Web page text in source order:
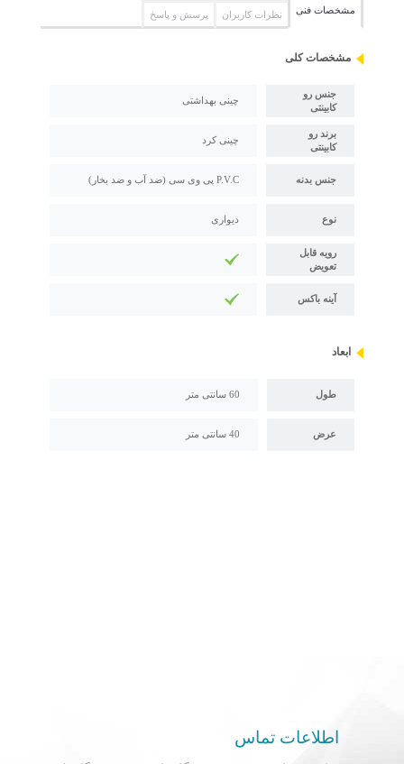
مشخصات فنی نظرات کاربران پرسش و پاسخ
مشخصات کلی
جنس رو
کابینتی
چینی بهداشتی
برند رو
کابینتی
چینی کرد
جنس بدنه P.V.C پی وی سی (ضد آب و ضد بخار)
نوع دیواری
رویه قابل
تعویض
آینه باکس
ابعاد
طول 60 سانتی متر
عرض 40 سانتی متر
اطلاعات تماس